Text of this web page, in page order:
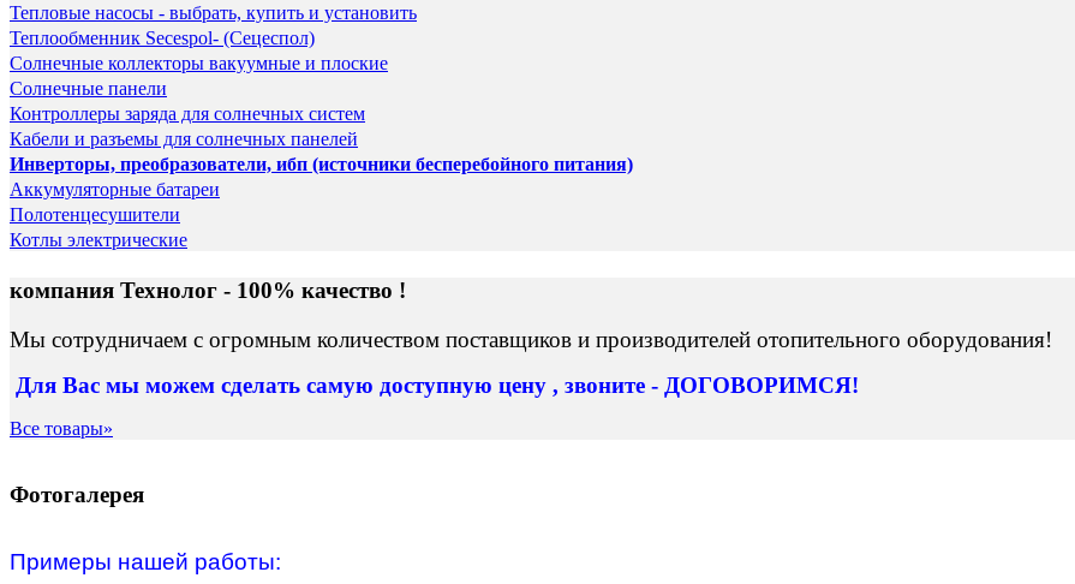
Тепловые насосы - выбрать, купить и установить
Теплообменник Secespol- (Сецеспол)
Солнечные коллекторы вакуумные и плоские
Солнечные панели
Контроллеры заряда для солнечных систем
Кабели и разъемы для солнечных панелей
Инверторы, преобразователи, ибп (источники бесперебойного питания)
Аккумуляторные батареи
Полотенцесушители
Котлы электрические
компания Технолог - 100% качество !
Мы сотрудничаем с огромным количеством поставщиков и производителей отопительного оборудования!
Для Вас мы можем сделать самую доступную цену , звоните - ДОГОВОРИМСЯ!
Все товары»
Фотогалерея
Примеры нашей работы: